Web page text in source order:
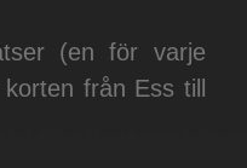
(en för varje
från Ess till